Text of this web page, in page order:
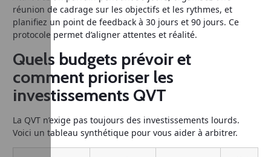
réunion de cadrage sur les objectifs et les rythmes, et
planifiez un point de feedback à 30 jours et 90 jours. Ce
protocole permet d’aligner attentes et réalité.
Quels budgets prévoir et
comment prioriser les
investissements QVT
La QVT n’exige pas toujours des investissements lourds.
Voici un tableau synthétique pour vous aider à arbitrer.